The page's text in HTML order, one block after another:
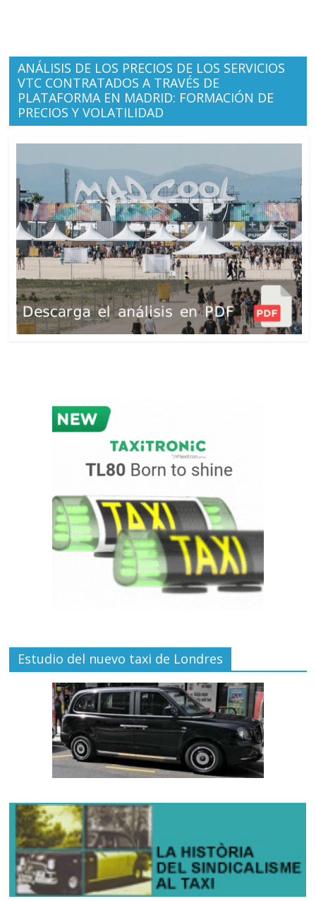
ANÁLISIS DE LOS PRECIOS DE LOS SERVICIOS
VTC CONTRATADOS A TRAVÉS DE
PLATAFORMA EN MADRID: FORMACIÓN DE
PRECIOS Y VOLATILIDAD
Estudio del nuevo taxi de Londres